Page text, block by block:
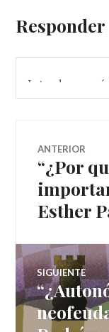
Responder
de
ANTERIOR
Entrada
anterior:
“¿Por
Esther
SIGUIENTE
Entrada
siguiente: